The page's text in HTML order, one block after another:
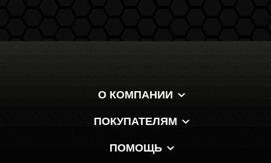
О КОМПАНИИ
ПОКУПАТЕЛЯМ
ПОМОЩЬ